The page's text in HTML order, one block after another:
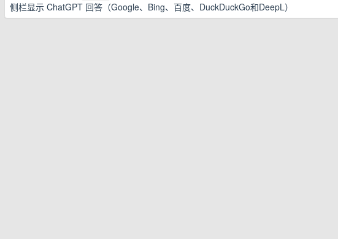
侧栏显示 ChatGPT 回答（Google、Bing、百度、DuckDuckGo和DeepL）